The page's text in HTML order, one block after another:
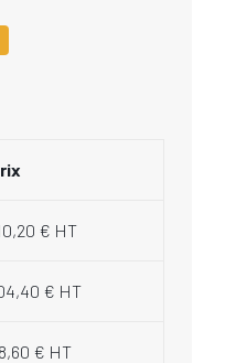
€ HT
€ HT
€ HT